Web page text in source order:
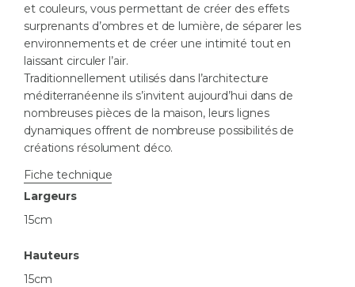
et couleurs, vous permettant de créer des effets
surprenants d’ombres et de lumière, de séparer les
environnements et de créer une intimité tout en
laissant circuler l’air.
Traditionnellement utilisés dans l’architecture
méditerranéenne ils s’invitent aujourd’hui dans de
nombreuses pièces de la maison, leurs lignes
dynamiques offrent de nombreuse possibilités de
créations résolument déco.
Fiche technique
Largeurs
15cm
Hauteurs
15cm